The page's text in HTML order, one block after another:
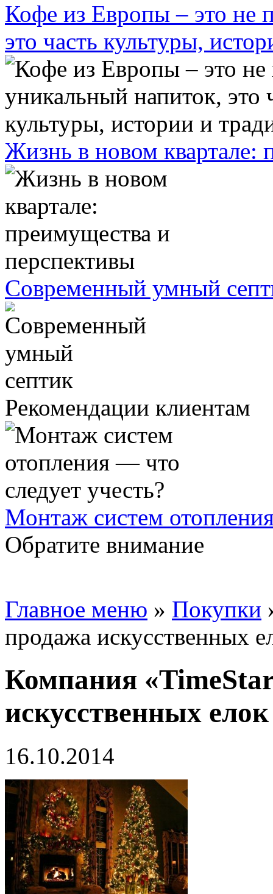
Кофе из Европы – это не
это часть культуры,
Жизнь в новом квартале:
Современный умный
Рекомендации клиентам
Монтаж систем
Обратите внимание
Главное меню » Покупки
продажа искусственных
Компания
искусственных елок
16.10.2014